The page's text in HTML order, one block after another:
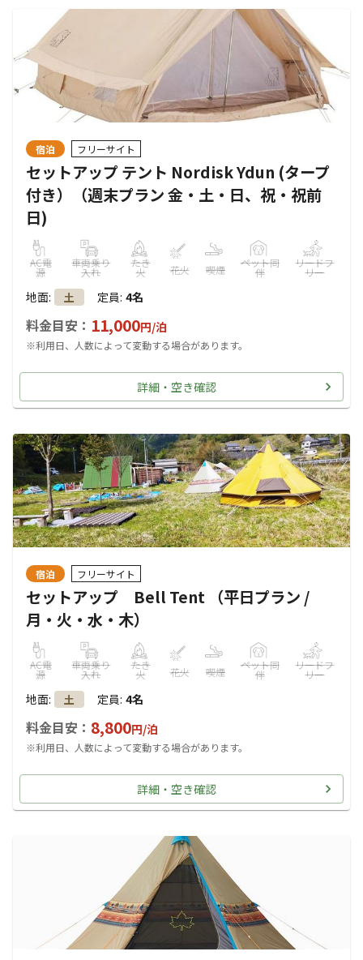
宿泊 フリーサイト
セットアップ テント Nordisk Ydun (タープ
付き）（週末プラン 金・土・日、祝・祝前
日)
AC電
源
車両乗り
入れ
たき
火 花火 喫煙
ペット同
伴
リードフ
リー
地面: 土 定員: 4名
料金目安： 11,000円/泊
※利用日、人数によって変動する場合があります。
詳細・空き確認
宿泊 フリーサイト
セットアップ Bell Tent （平日プラン /
月・火・水・木）
AC電
源
車両乗り
入れ
たき
火 花火 喫煙
ペット同
伴
リードフ
リー
地面: 土 定員: 4名
料金目安： 8,800円/泊
※利用日、人数によって変動する場合があります。
詳細・空き確認